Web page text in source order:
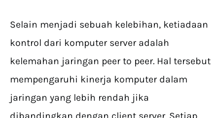
Selain menjadi sebuah kelebihan, ketiadaan
kontrol dari komputer server adalah
kelemahan jaringan peer to peer. Hal tersebut
mempengaruhi kinerja komputer dalam
jaringan yang lebih rendah jika